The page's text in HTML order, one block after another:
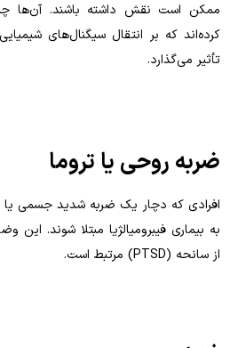
ممکن است نقش داشته باشند. آن‌ها
کرده‌اند که بر انتقال سیگنال‌های
تأثیر می‌گذارد.
ضربه روحی یا تروما
افرادی که دچار یک ضربه شدید جسمی
به بیماری فیبرومیالژیا مبتلا شوند.
از سانحه (PTSD) مرتبط است.